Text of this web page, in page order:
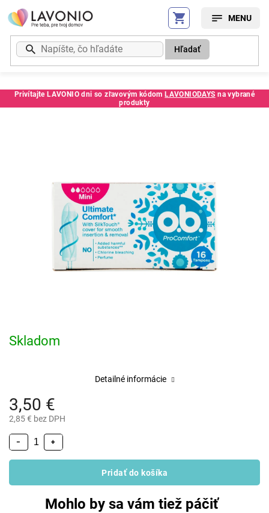
Prejsť
na
obsah
Privítajte LAVONIO dni so zľavovým kódom LAVONIODAYS na vybrané
produkty
Hľadať
Kód: 4461CETE
3,50 €
2,85 € bez DPH
Skladom
+
−
Pridať do košíka
Detailné informácie
Mohlo by sa vám tiež páčiť